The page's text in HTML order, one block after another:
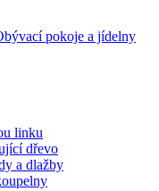
linku
dřevo
a dlažby